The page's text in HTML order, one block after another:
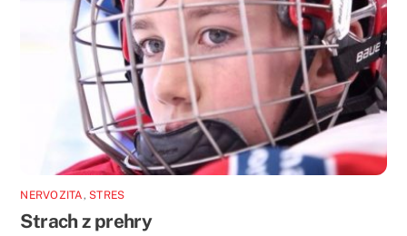
NERVOZITA, STRES
Strach z prehry